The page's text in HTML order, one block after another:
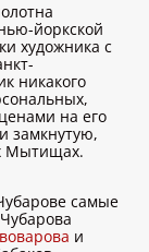
йоркской
художника с
никакого
на его
замкнутую,
Мытищах.
самые
и